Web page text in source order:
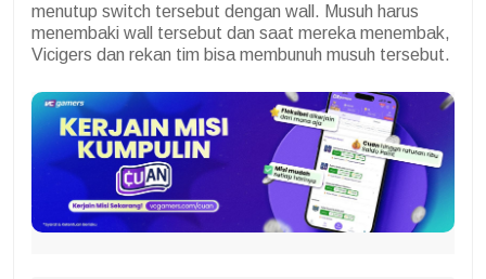
menutup switch tersebut dengan wall. Musuh harus
menembaki wall tersebut dan saat mereka menembak,
Vicigers dan rekan tim bisa membunuh musuh tersebut.